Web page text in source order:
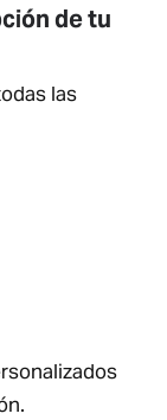
de tu
las